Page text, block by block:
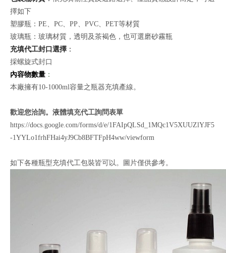
擇如下
塑膠瓶：PE、PC、PP、PVC、PET等材質
玻璃瓶：玻璃材質，透明及茶褐色，也可選磨砂霧瓶
充填代工封口選擇 ：
採螺旋式封口
內容物數量 ：
本廠擁有10-1000ml容量之瓶器充填產線。
歡迎您洽詢。液體填充代工詢問表單
https://docs.google.com/forms/d/e/1FAIpQLSd_1MQc1V5XUUZlYJF5
-1YYLo1frhFHai4yJ9Cb8BFTFpH4ww/viewform
如下各種瓶型充填代工包裝皆可以。圖片僅供參考。